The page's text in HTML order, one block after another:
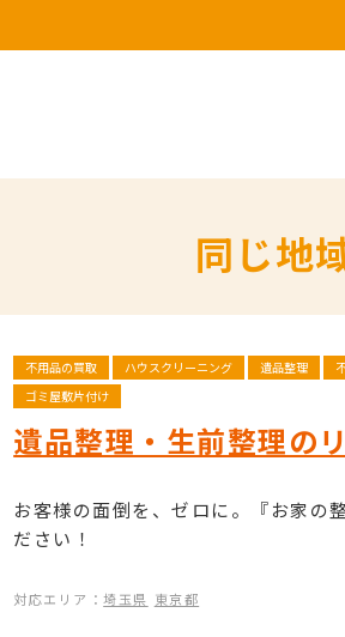
同じ地
不用品の買取 ハウスクリーニング 遺品整理
ゴミ屋敷片付け
遺品整理・生前整理の
お客様の面倒を、ゼロに。『お家の
ださい！
対応エリア：埼玉県 東京都